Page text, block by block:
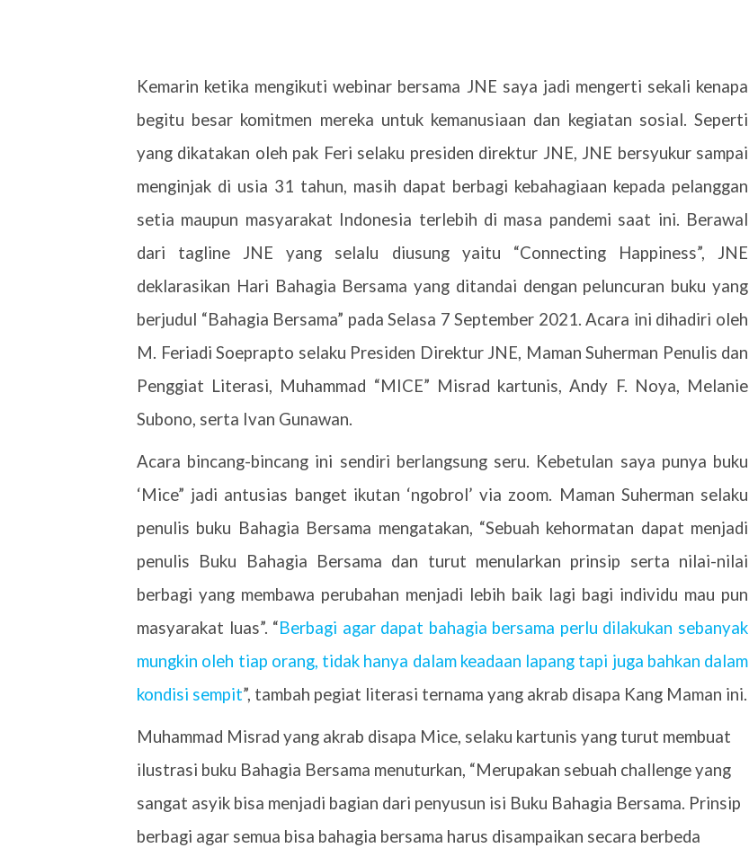
Kemarin ketika mengikuti webinar bersama JNE saya jadi mengerti sekali kenapa
begitu besar komitmen mereka untuk kemanusiaan dan kegiatan sosial. Seperti
yang dikatakan oleh pak Feri selaku presiden direktur JNE, JNE bersyukur sampai
menginjak di usia 31 tahun, masih dapat berbagi kebahagiaan kepada pelanggan
setia maupun masyarakat Indonesia terlebih di masa pandemi saat ini. Berawal
dari tagline JNE yang selalu diusung yaitu “Connecting Happiness”, JNE
deklarasikan Hari Bahagia Bersama yang ditandai dengan peluncuran buku yang
berjudul “Bahagia Bersama” pada Selasa 7 September 2021. Acara ini dihadiri oleh
M. Feriadi Soeprapto selaku Presiden Direktur JNE, Maman Suherman Penulis dan
Penggiat Literasi, Muhammad “MICE” Misrad kartunis, Andy F. Noya, Melanie
Subono, serta Ivan Gunawan.
Acara bincang-bincang ini sendiri berlangsung seru. Kebetulan saya punya buku
‘Mice” jadi antusias banget ikutan ‘ngobrol’ via zoom. Maman Suherman selaku
penulis buku Bahagia Bersama mengatakan, “Sebuah kehormatan dapat menjadi
penulis Buku Bahagia Bersama dan turut menularkan prinsip serta nilai-nilai
berbagi yang membawa perubahan menjadi lebih baik lagi bagi individu mau pun
masyarakat luas”. “Berbagi agar dapat bahagia bersama perlu dilakukan sebanyak
mungkin oleh tiap orang, tidak hanya dalam keadaan lapang tapi juga bahkan dalam
kondisi sempit”, tambah pegiat literasi ternama yang akrab disapa Kang Maman ini.
Muhammad Misrad yang akrab disapa Mice, selaku kartunis yang turut membuat
ilustrasi buku Bahagia Bersama menuturkan, “Merupakan sebuah challenge yang
sangat asyik bisa menjadi bagian dari penyusun isi Buku Bahagia Bersama. Prinsip
berbagi agar semua bisa bahagia bersama harus disampaikan secara berbeda